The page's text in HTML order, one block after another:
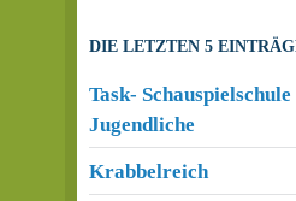
DIE LETZTEN 5
Task-
Jugendliche
Krabbelreich